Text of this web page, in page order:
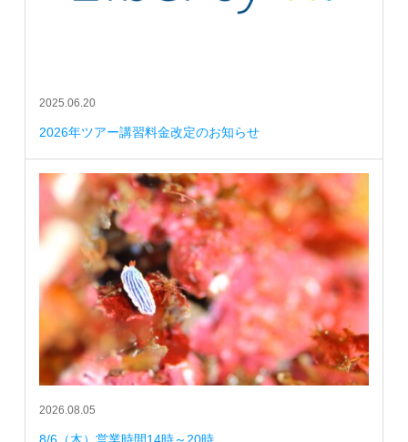
2025.06.20
2026年ツアー講習料金改定のお知らせ
2026.08.05